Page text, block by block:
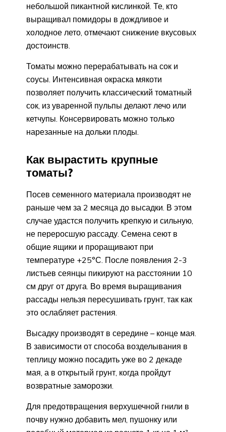
небольшой пикантной кислинкой. Те, кто
выращивал помидоры в дождливое и
холодное лето, отмечают снижение вкусовых
достоинств.
Томаты можно перерабатывать на сок и
соусы. Интенсивная окраска мякоти
позволяет получить классический томатный
сок, из уваренной пульпы делают лечо или
кетчупы. Консервировать можно только
нарезанные на дольки плоды.
Как вырастить крупные
томаты?
Посев семенного материала производят не
раньше чем за 2 месяца до высадки. В этом
случае удастся получить крепкую и сильную,
не переросшую рассаду. Семена сеют в
общие ящики и проращивают при
температуре +25°С. После появления 2-3
листьев сеянцы пикируют на расстоянии 10
см друг от друга. Во время выращивания
рассады нельзя пересушивать грунт, так как
это ослабляет растения.
Высадку производят в середине – конце мая.
В зависимости от способа возделывания в
теплицу можно посадить уже во 2 декаде
мая, а в открытый грунт, когда пройдут
возвратные заморозки.
Для предотвращения верхушечной гнили в
почву нужно добавить мел, пушонку или